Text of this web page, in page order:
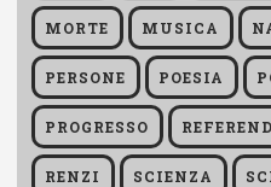
MORTE MUSICA
PERSONE POESIA
PROGRESSO
RENZI SCIENZA